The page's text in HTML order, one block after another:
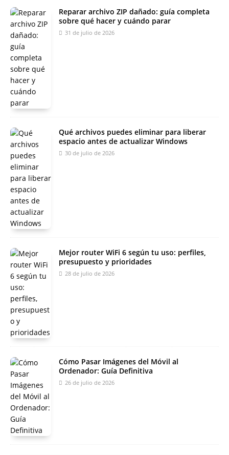
Reparar archivo ZIP dañado: guía completa
sobre qué hacer y cuándo parar
31 de julio de 2026
Qué archivos puedes eliminar para liberar
espacio antes de actualizar Windows
30 de julio de 2026
Mejor router WiFi 6 según tu uso: perfiles,
presupuesto y prioridades
28 de julio de 2026
Cómo Pasar Imágenes del Móvil al
Ordenador: Guía Definitiva
26 de julio de 2026